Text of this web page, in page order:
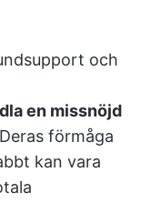
och
en missnöjd
förmåga
kan vara